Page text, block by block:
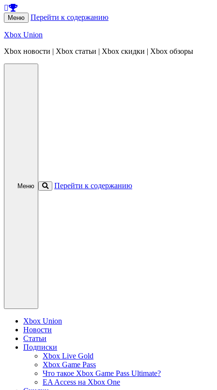
Меню Перейти к содержанию
Xbox Union
Xbox новости | Xbox статьи | Xbox скидки | Xbox обзоры
Меню Перейти к содержанию
Xbox Union
Новости
Статьи
Подписки
Xbox Live Gold
Xbox Game Pass
Что такое Xbox Game Pass Ultimate?
EA Access на Xbox One